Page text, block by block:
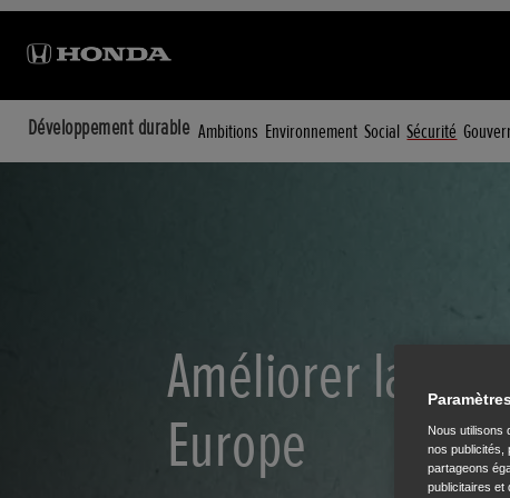
Développement durable Ambitions Environnement Social Sécurité
Améliorer la
Europe
Nous utilisons
nos publicités,
partageons
publicitaires et